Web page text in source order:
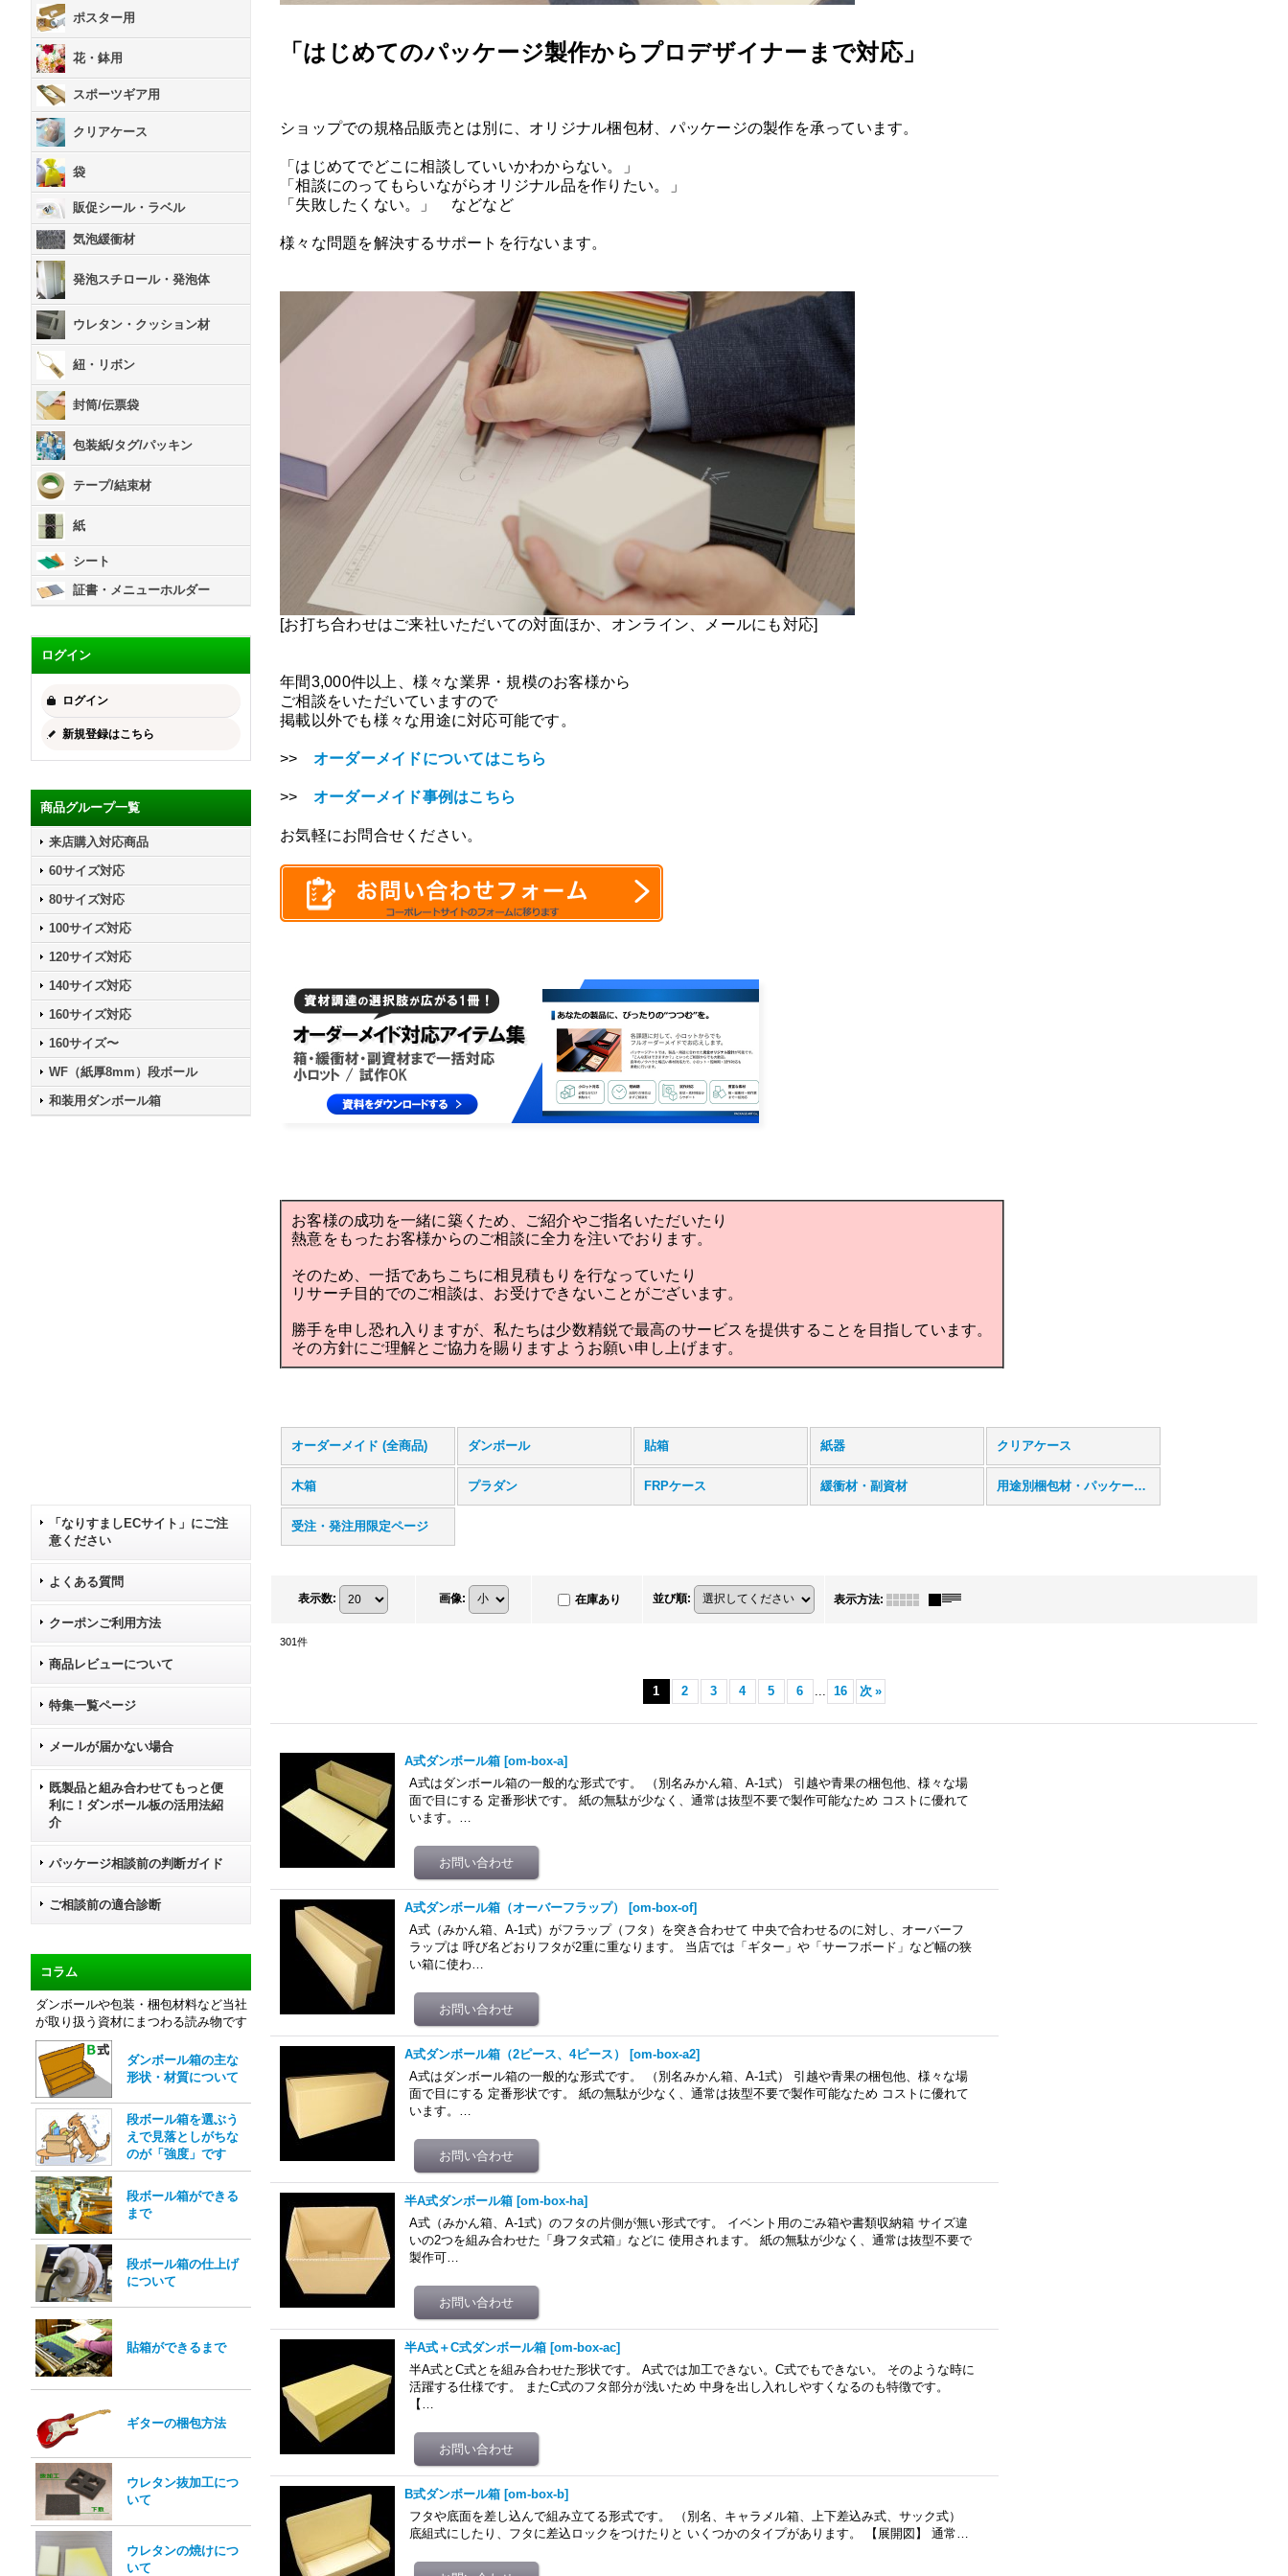
ポスター用
花・鉢用
スポーツギア用
クリアケース
袋
販促シール・ラベル
気泡緩衝材
発泡スチロール・発泡体
ウレタン・クッション材
紐・リボン
封筒/伝票袋
包装紙/タグ/パッキン
テープ/結束材
紙
シート
証書・メニューホルダー
ログイン
ログイン
新規登録はこちら
商品グループ一覧
来店購入対応商品
60サイズ対応
80サイズ対応
100サイズ対応
120サイズ対応
140サイズ対応
160サイズ対応
160サイズ〜
WF（紙厚8mm）段ボール
和装用ダンボール箱
「なりすましECサイト」にご注
意ください
よくある質問
クーポンご利用方法
商品レビューについて
特集一覧ページ
メールが届かない場合
既製品と組み合わせてもっと便
利に！ダンボール板の活用法紹
介
パッケージ相談前の判断ガイド
ご相談前の適合診断
コラム
ダンボールや包装・梱包材料など当社
が取り扱う資材にまつわる読み物です
ダンボール箱の主な
形状・材質について
段ボール箱を選ぶう
えで見落としがちな
のが「強度」です
段ボール箱ができる
まで
段ボール箱の仕上げ
について
貼箱ができるまで
ギターの梱包方法
ウレタン抜加工につ
いて
ウレタンの焼けにつ
いて
「はじめてのパッケージ製作からプロデザイナーまで対応」
ショップでの規格品販売とは別に、オリジナル梱包材、パッケージの製作を承っています。
「はじめてでどこに相談していいかわからない。」
「相談にのってもらいながらオリジナル品を作りたい。」
「失敗したくない。」 などなど
様々な問題を解決するサポートを行ないます。
[お打ち合わせはご来社いただいての対面ほか、オンライン、メールにも対応]
年間3,000件以上、様々な業界・規模のお客様から
ご相談をいただいていますので
掲載以外でも様々な用途に対応可能です。
>> オーダーメイドについてはこちら
>> オーダーメイド事例はこちら
お気軽にお問合せください。
お客様の成功を一緒に築くため、ご紹介やご指名いただいたり
熱意をもったお客様からのご相談に全力を注いでおります。
そのため、一括であちこちに相見積もりを行なっていたり
リサーチ目的でのご相談は、お受けできないことがございます。
勝手を申し恐れ入りますが、私たちは少数精鋭で最高のサービスを提供することを目指しています。
その方針にご理解とご協力を賜りますようお願い申し上げます。
オーダーメイド (全商品) ダンボール 貼箱 紙器 クリアケース
木箱 プラダン FRPケース 緩衝材・副資材 用途別梱包材・パッケージ事例
受注・発注用限定ページ
表示数: 画像: 在庫あり 並び順: 表示方法:
301件
1 2 3 4 5 6 16 次 »
A式ダンボール箱 [om-box-a]
A式はダンボール箱の一般的な形式です。 （別名みかん箱、A-1式） 引越や青果の梱包他、様々な場
面で目にする 定番形状です。 紙の無駄が少なく、通常は抜型不要で製作可能なため コストに優れて
います。…
A式ダンボール箱（オーバーフラップ） [om-box-of]
A式（みかん箱、A-1式）がフラップ（フタ）を突き合わせて 中央で合わせるのに対し、オーバーフ
ラップは 呼び名どおりフタが2重に重なります。 当店では「ギター」や「サーフボード」など幅の狭
い箱に使わ…
A式ダンボール箱（2ピース、4ピース） [om-box-a2]
A式はダンボール箱の一般的な形式です。 （別名みかん箱、A-1式） 引越や青果の梱包他、様々な場
面で目にする 定番形状です。 紙の無駄が少なく、通常は抜型不要で製作可能なため コストに優れて
います。…
半A式ダンボール箱 [om-box-ha]
A式（みかん箱、A-1式）のフタの片側が無い形式です。 イベント用のごみ箱や書類収納箱 サイズ違
いの2つを組み合わせた「身フタ式箱」などに 使用されます。 紙の無駄が少なく、通常は抜型不要で
製作可…
半A式＋C式ダンボール箱 [om-box-ac]
半A式とC式とを組み合わせた形状です。 A式では加工できない。C式でもできない。 そのような時に
活躍する仕様です。 またC式のフタ部分が浅いため 中身を出し入れしやすくなるのも特徴です。
【…
B式ダンボール箱 [om-box-b]
フタや底面を差し込んで組み立てる形式です。 （別名、キャラメル箱、上下差込み式、サック式）
底組式にしたり、フタに差込ロックをつけたりと いくつかのタイプがあります。 【展開図】 通常…